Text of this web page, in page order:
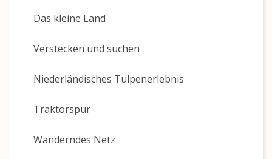
Das kleine Land
Verstecken und suchen
Niederländisches Tulpenerlebnis
Traktorspur
Wanderndes Netz